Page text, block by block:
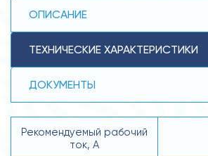
ОПИСАНИЕ
ТЕХНИЧЕСКИЕ ХАРАКТЕРИСТИКИ
ДОКУМЕНТЫ
Рекомендуемый рабочий
ток, А